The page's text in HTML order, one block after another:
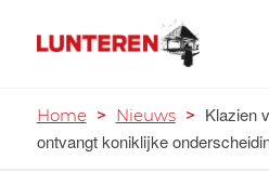
Home > Nieuws > Klazien
ontvangt koniklijke